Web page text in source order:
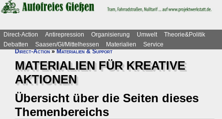
Direct-Action Antirepression Organisierung Umwelt
Theorie&Politik
Debatten
Saasen/GI/Mittelhessen Materialien
Service
Direct-Action»Materialien & Support
MATERIALIEN FÜR KREATIVE
AKTIONEN
Übersicht über die Seiten dieses
Themenbereichs